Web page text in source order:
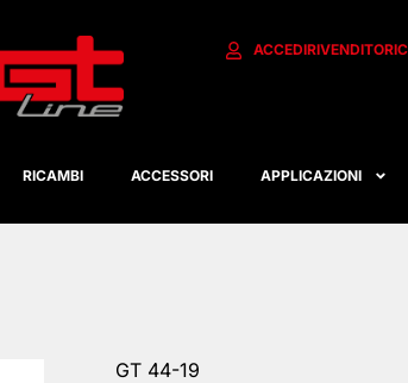
ACCEDIRIVENDITORI
RICAMBI ACCESSORI APPLICAZIONI
GT 44-19